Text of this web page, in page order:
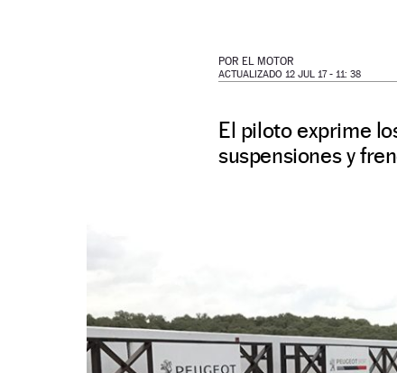
POR EL MOTOR
ACTUALIZADO 12 JUL 17 - 11: 38
El piloto exprime
suspensiones y